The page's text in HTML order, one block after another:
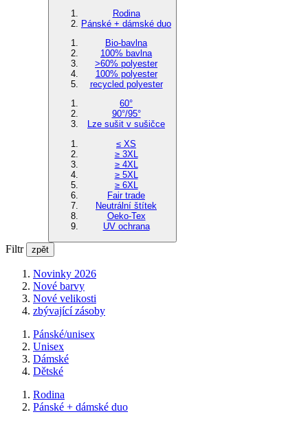
Rodina
Pánské + dámské duo
Bio-bavlna
100% bavlna
>60% polyester
100% polyester
recycled polyester
60°
90°/95°
Lze sušit v sušičce
≤ XS
≥ 3XL
≥ 4XL
≥ 5XL
≥ 6XL
Fair trade
Neutrální štítek
Oeko-Tex
UV ochrana
Filtr zpět
Novinky 2026
Nové barvy
Nové velikosti
zbývající zásoby
Pánské/unisex
Unisex
Dámské
Dětské
Rodina
Pánské + dámské duo